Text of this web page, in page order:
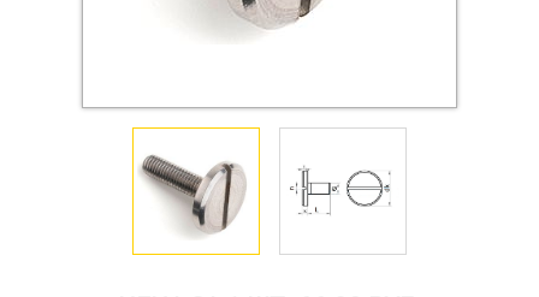
Крюки, кольца с шурупной резьбой
Оснастка и аксессуары для яхт
Саморезы и шурупы